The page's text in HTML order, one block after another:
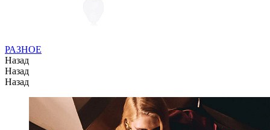
РАЗНОЕ
Назад
Назад
Назад